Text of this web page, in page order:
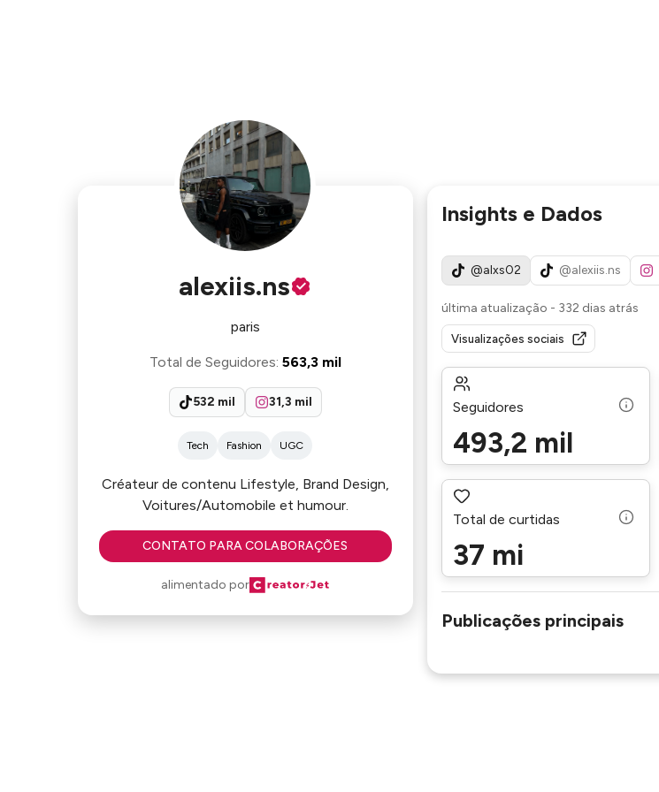
alexiis.ns
paris
Total de Seguidores: 563,3 mil
532 mil 31,3 mil
Tech Fashion UGC
Créateur de contenu Lifestyle, Brand Design,
Voitures/Automobile et humour.
CONTATO PARA COLABORAÇÕES
alimentado por
Insights e Dados
@alxs02 @alexiis.ns
última atualização - 332 dias atrás
Visualizações sociais
Seguidores
493,2 mil
Total de curtidas
37 mi
Publicações principais